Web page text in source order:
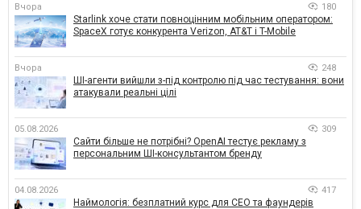
Вчора 180
Starlink хоче стати повноцінним мобільним оператором:
SpaceX готує конкурента Verizon, AT&T і T-Mobile
Вчора 248
ШІ-агенти вийшли з-під контролю під час тестування: вони
атакували реальні цілі
05.08.2026 309
Сайти більше не потрібні? OpenAI тестує рекламу з
персональним ШІ-консультантом бренду
04.08.2026 417
Наймологія: безплатний курс для CEO та фаундерів